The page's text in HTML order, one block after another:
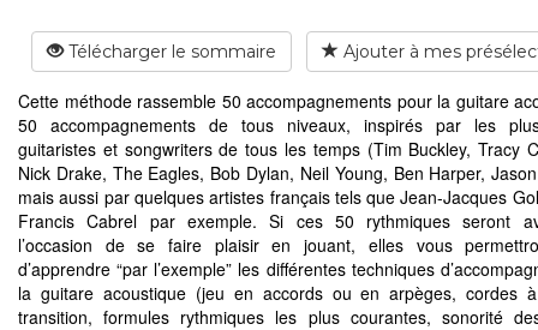
Télécharger le sommaire Ajouter à mes
Cette méthode rassemble 50 accompagnements pour la guitare
50 accompagnements de tous niveaux, inspirés par les
guitaristes et songwriters de tous les temps (Tim Buckley, Tracy
Nick Drake, The Eagles, Bob Dylan, Neil Young, Ben Harper,
mais aussi par quelques artistes français tels que Jean-Jacques
Francis Cabrel par exemple. Si ces 50 rythmiques seront
l’occasion de se faire plaisir en jouant, elles vous
d’apprendre “par l’exemple” les différentes techniques
la guitare acoustique (jeu en accords ou en arpèges, cordes
transition, formules rythmiques les plus courantes, sonorité